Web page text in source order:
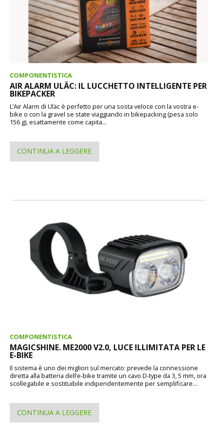
COMPONENTISTICA
AIR ALARM ULÄC: IL LUCCHETTO INTELLIGENTE PER
BIKEPACKER
L’Air Alarm di Uläc è perfetto per una sosta veloce con la vostra e-
bike o con la gravel se state viaggiando in bikepacking (pesa solo
156 g), esattamente come capita...
CONTINUA A LEGGERE
COMPONENTISTICA
MAGICSHINE. ME2000 V2.0, LUCE ILLIMITATA PER LE
E-BIKE
Il sistema è uno dei migliori sul mercato: prevede la connessione
diretta alla batteria dell’e-bike tramite un cavo D-type da 3, 5 mm, ora
scollegabile e sostituibile indipendentemente per semplificare...
CONTINUA A LEGGERE